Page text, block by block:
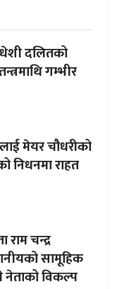
दलितको
गम्भीर
मेयर चौधरीको
निधनमा राहत
राम चन्द्र
सामूहिक
नेताको विकल्प